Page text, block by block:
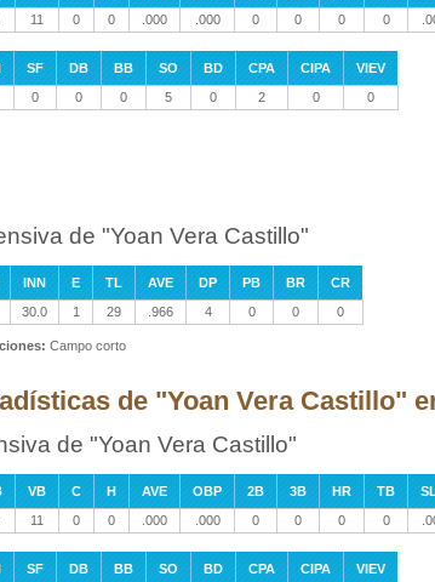
11 0 0 .000 .000 0 0 0 0
SF DB BB SO BD CPA CIPA
VIEV
0 0 0 5 0 2 0 0
de "Yoan Vera Castillo"
INN E TL AVE DP PB BR
CR
30.0 1 29 .966 4 0 0 0
Campo corto
de "Yoan Vera Castillo"
de "Yoan Vera Castillo"
VB C H AVE OBP 2B 3B HR TB
11 0 0 .000 .000 0 0 0 0
SF DB BB SO BD CPA CIPA
VIEV